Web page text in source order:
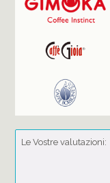
Le Vostre valutazioni: